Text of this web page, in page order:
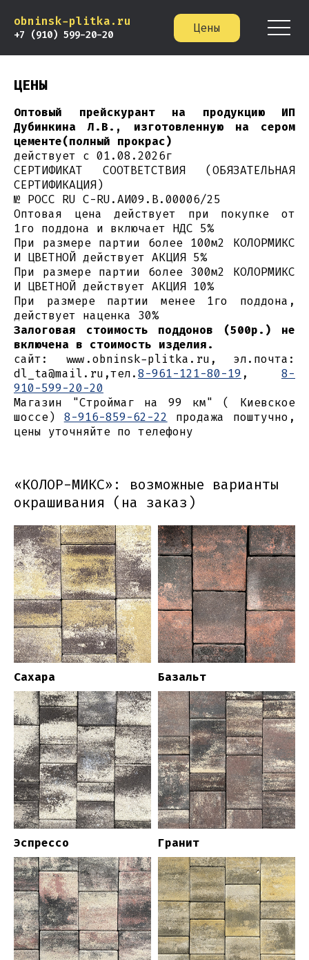
obninsk-plitka.ru
+7 (910) 599-20-20 Цены
ЦЕНЫ
Оптовый прейскурант на продукцию ИП
Дубинкина Л.В., изготовленную на сером
цементе(полный прокрас)
действует с 01.08.2026г
СЕРТИФИКАТ СООТВЕТСТВИЯ (ОБЯЗАТЕЛЬНАЯ
СЕРТИФИКАЦИЯ)
№ POCC RU C-RU.АИ09.В.00006/25
Оптовая цена действует при покупке от
1го поддона и включает НДС 5%
При размере партии более 100м2 КОЛОРМИКС
И ЦВЕТНОЙ действует АКЦИЯ 5%
При размере партии более 300м2 КОЛОРМИКС
И ЦВЕТНОЙ действует АКЦИЯ 10%
При размере партии менее 1го поддона,
действует наценка 30%
Залоговая стоимость поддонов (500р.) не
включена в стоимость изделия.
сайт: www.obninsk-plitka.ru, эл.почта:
dl_ta@mail.ru,тел.8-961-121-80-19 , 8-
910-599-20-20
Магазин "Строймаг на 99 км" ( Киевское
шоссе) 8-916-859-62-22 продажа поштучно,
цены уточняйте по телефону
«КОЛОР-МИКС»: возможные варианты
окрашивания (на заказ)
Сахара Базальт
Эспрессо Гранит